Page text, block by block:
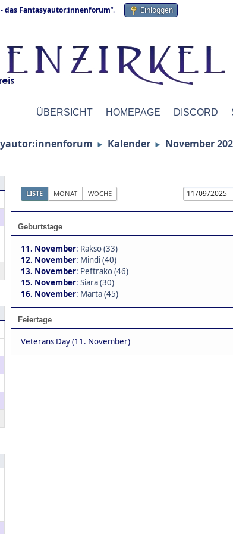
das Fantasyautor:innenforum“. Einloggen
ÜBERSICHT HOMEPAGE DISCORD
► Kalender ► November
LISTE MONAT WOCHE
Geburtstage
11. November: Rakso (33)
12. November: Mindi (40)
13. November: Peftrako (46)
15. November: Siara (30)
16. November: Marta (45)
Feiertage
Veterans Day (11. November)